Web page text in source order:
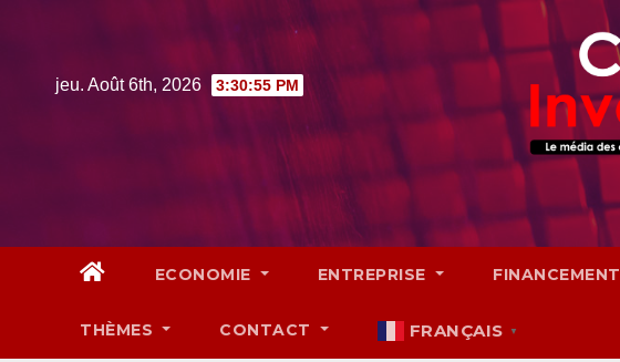
jeu. Août 6th, 2026 3:30:56 PM
ECONOMIE ENTREPRISE FINANCEMENT
THÈMES CONTACT FRANÇAIS ▼